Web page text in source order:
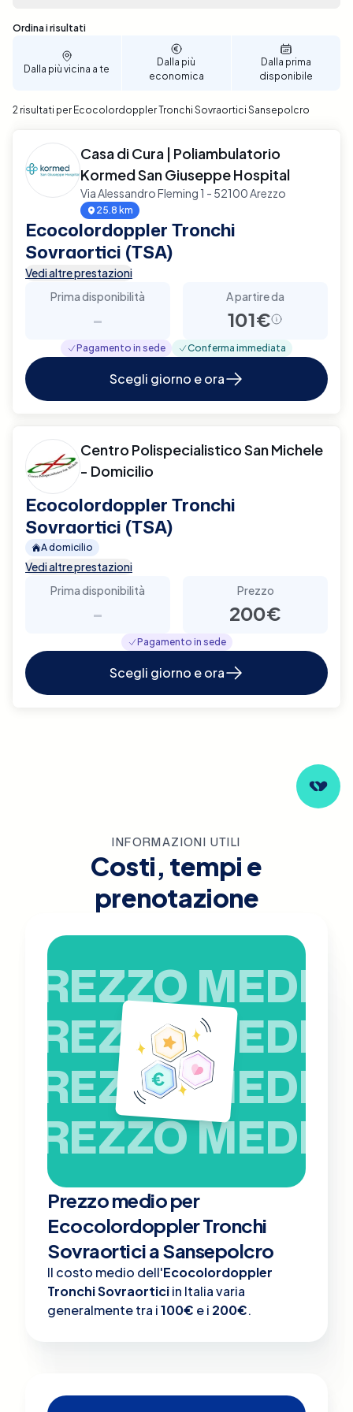
semplice e veloce. Assicurati il tuo appuntamento
per un Ecocolordoppler dei Tronchi Sovraortici a
Sansepolcro con solo pochi clic. Prenota ora e
scopri la comodità di gestire la tua salute con Elty.
Sono stati trovati 2 risultati
Ordina i risultati
Dalla più vicina a te
Dalla più
economica
Dalla prima
disponibile
2 risultati per Ecocolordoppler Tronchi Sovraortici Sansepolcro
Casa di Cura | Poliambulatorio
Kormed San Giuseppe Hospital
Via Alessandro Fleming 1 - 52100 Arezzo
25.8 km
Ecocolordoppler Tronchi
Sovraortici (TSA)
Vedi altre prestazioni
Prima disponibilità
-
A partire da
101€
Pagamento in sede Conferma immediata
Scegli giorno e ora
Centro Polispecialistico San Michele
- Domicilio
Ecocolordoppler Tronchi
Sovraortici (TSA)
A domicilio
Vedi altre prestazioni
Prima disponibilità
-
Prezzo
200€
Pagamento in sede
Scegli giorno e ora
INFORMAZIONI UTILI
Costi, tempi e
prenotazione
PREZZO MEDIO
PREZZO MEDIO
PREZZO MEDIO
PREZZO MEDIO
Prezzo medio per
Ecocolordoppler Tronchi
Sovraortici a Sansepolcro
Il costo medio dell'Ecocolordoppler
Tronchi Sovraorticiin Italia varia
generalmente tra i100€ e i 200€.